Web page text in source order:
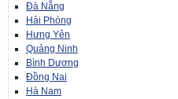
Đà Nẵng
Hải Phòng
Hưng Yên
Quảng Ninh
Bình Dương
Đồng Nai
Hà Nam